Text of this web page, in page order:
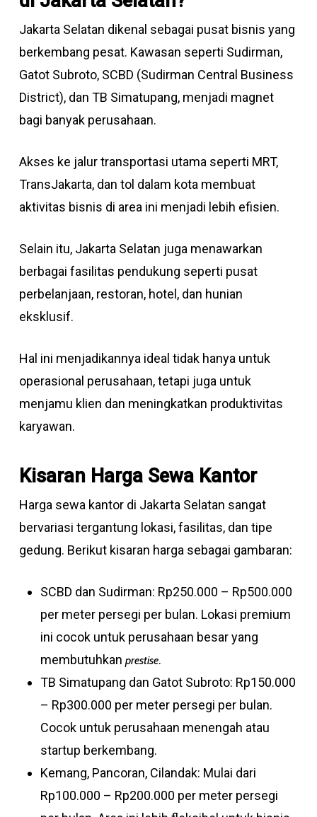
Jakarta Selatan dikenal sebagai pusat bisnis yang
berkembang pesat. Kawasan seperti Sudirman,
Gatot Subroto, SCBD (Sudirman Central Business
District), dan TB Simatupang, menjadi magnet
bagi banyak perusahaan.
Akses ke jalur transportasi utama seperti MRT,
TransJakarta, dan tol dalam kota membuat
aktivitas bisnis di area ini menjadi lebih efisien.
Selain itu, Jakarta Selatan juga menawarkan
berbagai fasilitas pendukung seperti pusat
perbelanjaan, restoran, hotel, dan hunian
eksklusif.
Hal ini menjadikannya ideal tidak hanya untuk
operasional perusahaan, tetapi juga untuk
menjamu klien dan meningkatkan produktivitas
karyawan.
Kisaran Harga Sewa Kantor
Harga sewa kantor di Jakarta Selatan sangat
bervariasi tergantung lokasi, fasilitas, dan tipe
gedung. Berikut kisaran harga sebagai gambaran:
SCBD dan Sudirman: Rp250.000 – Rp500.000
per meter persegi per bulan. Lokasi premium
ini cocok untuk perusahaan besar yang
membutuhkan prestise.
TB Simatupang dan Gatot Subroto: Rp150.000
– Rp300.000 per meter persegi per bulan.
Cocok untuk perusahaan menengah atau
startup berkembang.
Kemang, Pancoran, Cilandak: Mulai dari
Rp100.000 – Rp200.000 per meter persegi